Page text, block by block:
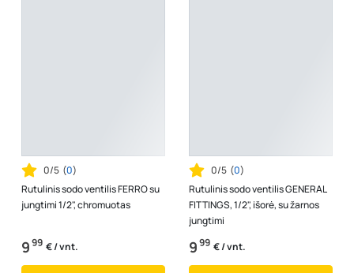
0/5 (0)
Rutulinis sodo ventilis FERRO su
jungtimi 1/2", chromuotas
999 € / vnt.
0/5 (0)
Rutulinis sodo ventilis GENERAL
FITTINGS, 1/2", išorė, su žarnos
jungtimi
999 € / vnt.